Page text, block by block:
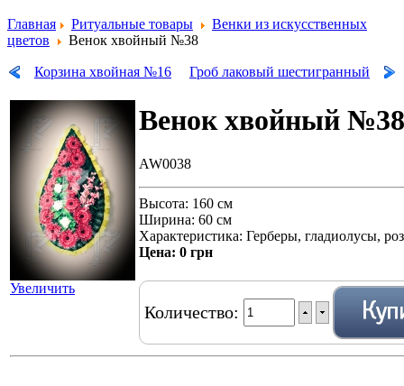
Главная Ритуальные товары
Венки из искусственных
цветов
Венок хвойный №38
Корзина хвойная №16 Гроб лаковый шестигранный
Увеличить
Венок хвойный №38
AW0038
Высота: 160 см
Ширина: 60 см
Характеристика: Герберы, гладиолусы,
Цена: 0 грн
Количество: